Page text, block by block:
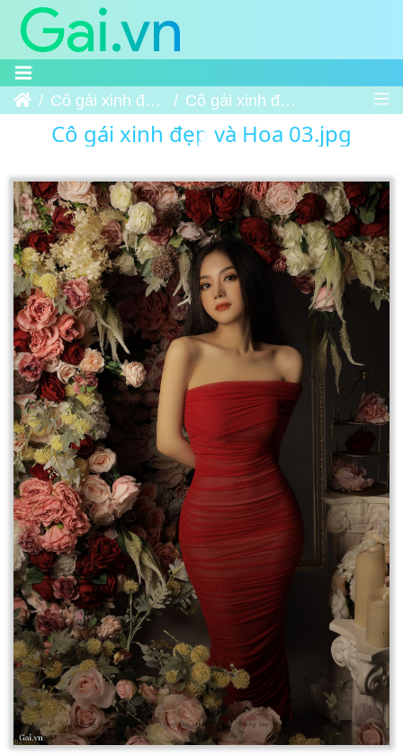
Trang chủCô gái xinh đẹp và Hoa Cô gái xinh đẹp và Hoa 03
Cô gái xinh đẹp và Hoa 03.jpg